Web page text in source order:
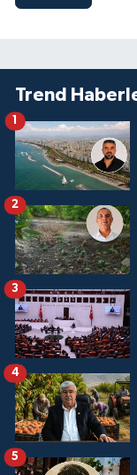
Trend
1
2
3
4
5